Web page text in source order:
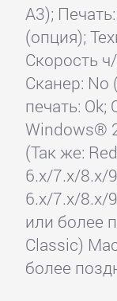
A3);
(опция);
Скорость
Сканер: No
печать:
Windows®
(Так же:
6.x/7.x/8.x/
6.x/7.x/8.x/
или более
Classic)
более